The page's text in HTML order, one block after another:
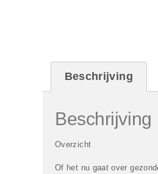
Beschrijving
Beschrijving
Overzicht
Of het nu gaat over